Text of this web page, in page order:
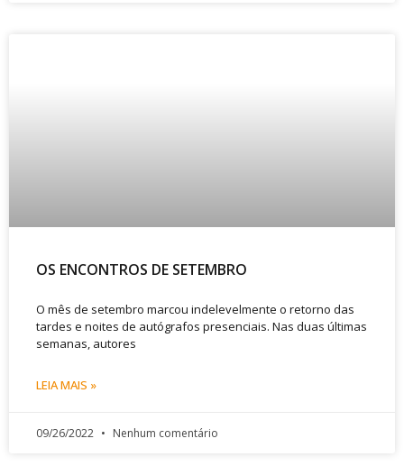
OS ENCONTROS DE SETEMBRO
O mês de setembro marcou indelevelmente o retorno das
tardes e noites de autógrafos presenciais. Nas duas últimas
semanas, autores
LEIA MAIS »
09/26/2022 Nenhum comentário